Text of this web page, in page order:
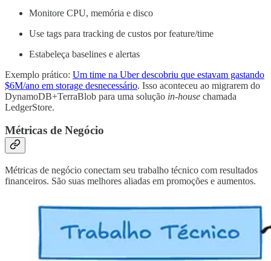
Monitore CPU, memória e disco
Use tags para tracking de custos por feature/time
Estabeleça baselines e alertas
Exemplo prático: Um time na Uber descobriu que estavam gastando
$6M/ano em storage desnecessário. Isso aconteceu ao migrarem do
DynamoDB+TerraBlob para uma solução in-house chamada
LedgerStore.
Métricas de Negócio
Métricas de negócio conectam seu trabalho técnico com resultados
financeiros. São suas melhores aliadas em promoções e aumentos.